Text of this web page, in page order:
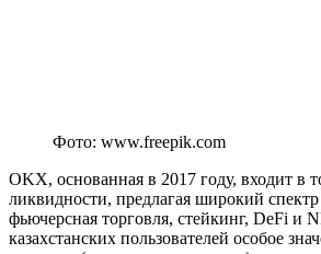
Фото: www.freepik.com
OKX, основанная в 2017 году, входит в
ликвидности, предлагая широкий спектр
фьючерсная торговля, стейкинг, DeFi и
казахстанских пользователей особое